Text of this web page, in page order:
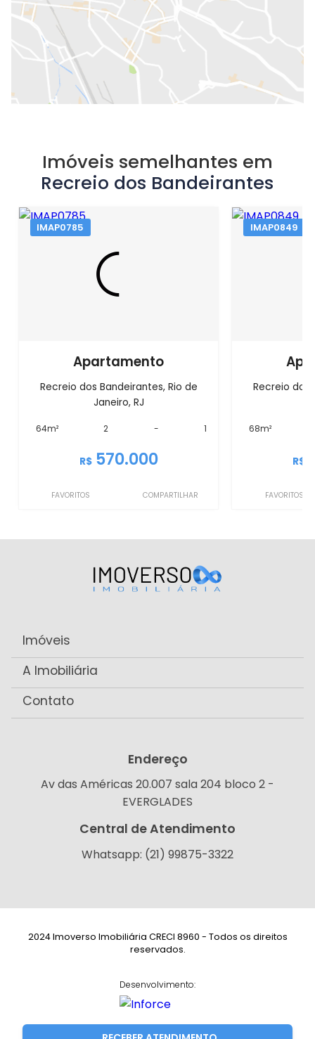
Imóveis semelhantes em
Recreio dos Bandeirantes
IMAP0785
Apartamento
Recreio dos Bandeirantes, Rio de
Janeiro, RJ
64m² 2 - 1
R$ 570.000
FAVORITOS COMPARTILHAR
IMAP0849
Recreio dos
68m²
R$
FAVORITOS
Imóveis
A Imobiliária
Contato
Endereço
Av das Américas 20.007 sala 204 bloco 2 -
EVERGLADES
Central de Atendimento
Whatsapp: (21) 99875-3322
2024 Imoverso Imobiliária CRECI 8960 - Todos os direitos
reservados.
Desenvolvimento: